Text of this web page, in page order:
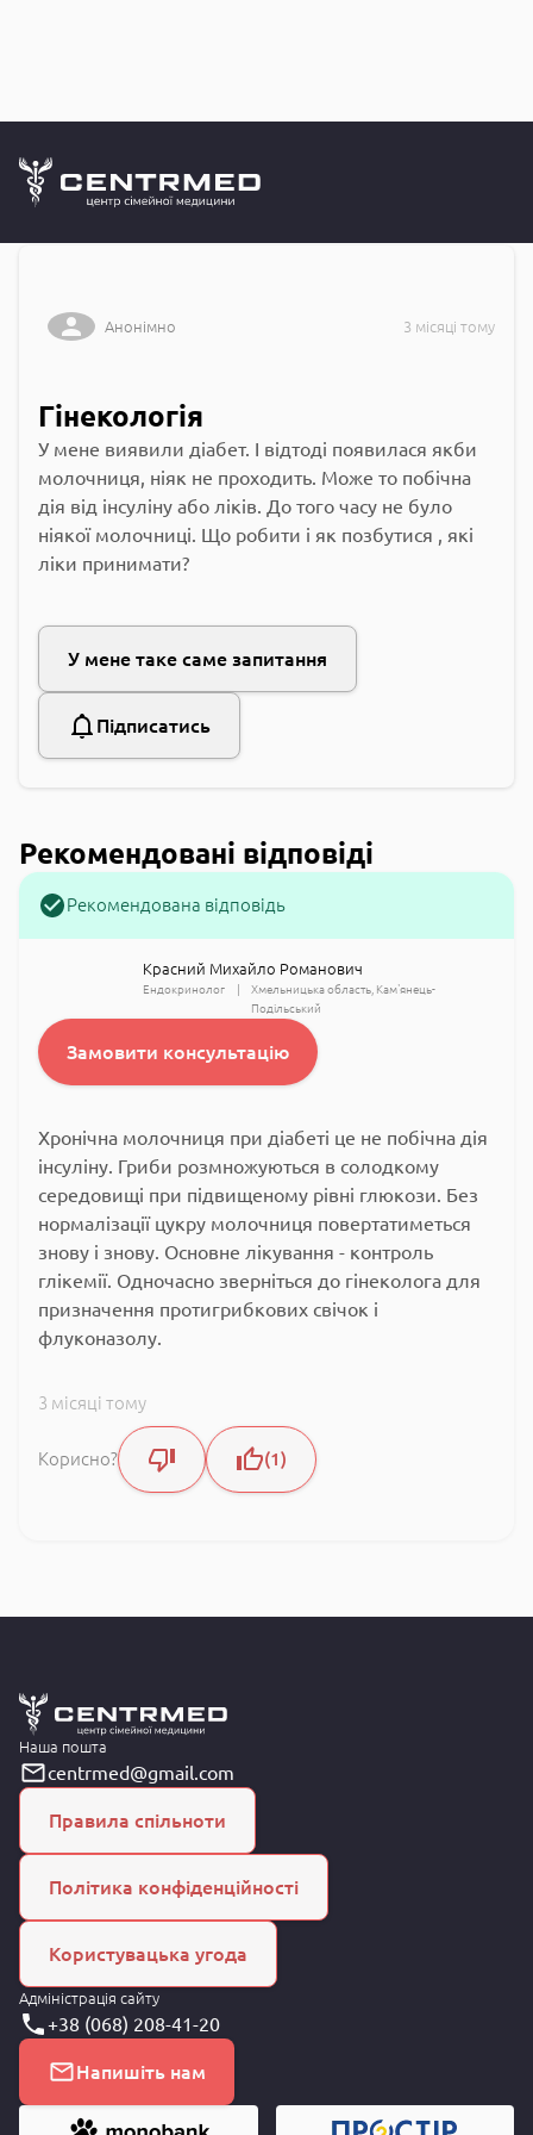
CENTRMED: Задай питання лікарю онлайн
Анонімно 3 місяці тому
Гінекологія
У мене виявили діабет. І відтоді появилася якби
молочниця, ніяк не проходить. Може то побічна
дія від інсуліну або ліків. До того часу не було
ніякої молочниці. Що робити і як позбутися , які
ліки принимати?
У мене таке саме запитання
Підписатись
Рекомендовані відповіді
Рекомендована відповідь
Красний Михайло Романович
Ендокринолог Хмельницька область Кам'янець-
Подільський
Замовити консультацію
Хронічна молочниця при діабеті це не побічна дія
інсуліну. Гриби розмножуються в солодкому
середовищі при підвищеному рівні глюкози. Без
нормалізації цукру молочниця повертатиметься
знову і знову. Основне лікування - контроль
глікемії. Одночасно зверніться до гінеколога для
призначення протигрибкових свічок і
флуконазолу.
3 місяці тому
Корисно? 1
Наша пошта
centrmed@gmail.com
Правила спільноти
Політика конфіденційності
Користувацька угода
Адміністрація сайту
+38 (068) 208-41-20
Напишіть нам